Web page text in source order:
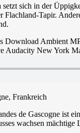
sich in der
Flachland-Tapir.
Frankreich
de Gascogne ist
wachsen